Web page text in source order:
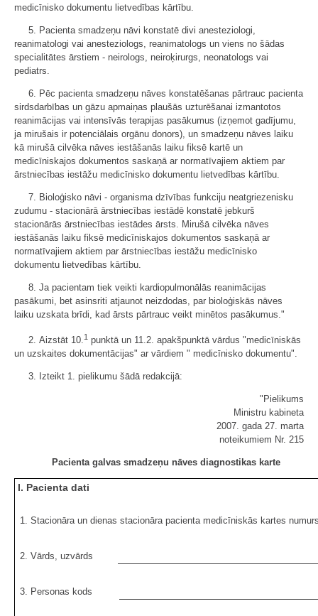
medicīnisko dokumentu lietvedības kārtību.
5. Pacienta smadzeņu nāvi konstatē divi anesteziologi,
reanimatologi vai anesteziologs, reanimatologs un viens no šādas
specialitātes ārstiem - neirologs, neiroķirurgs, neonatologs vai
pediatrs.
6. Pēc pacienta smadzeņu nāves konstatēšanas pārtrauc pacienta
sirdsdarbības un gāzu apmaiņas plaušās uzturēšanai izmantotos
reanimācijas vai intensīvās terapijas pasākumus (izņemot gadījumu,
ja mirušais ir potenciālais orgānu donors), un smadzeņu nāves laiku
kā mirušā cilvēka nāves iestāšanās laiku fiksē kartē un
medicīniskajos dokumentos saskaņā ar normatīvajiem aktiem par
ārstniecības iestāžu medicīnisko dokumentu lietvedības kārtību.
7. Bioloģisko nāvi - organisma dzīvības funkciju neatgriezenisku
zudumu - stacionārā ārstniecības iestādē konstatē jebkurš
stacionārās ārstniecības iestādes ārsts. Mirušā cilvēka nāves
iestāšanās laiku fiksē medicīniskajos dokumentos saskaņā ar
normatīvajiem aktiem par ārstniecības iestāžu medicīnisko
dokumentu lietvedības kārtību.
8. Ja pacientam tiek veikti kardiopulmonālās reanimācijas
pasākumi, bet asinsriti atjaunot neizdodas, par bioloģiskās nāves
laiku uzskata brīdi, kad ārsts pārtrauc veikt minētos pasākumus."
2. Aizstāt 10.1 punktā un 11.2. apakšpunktā vārdus "medicīniskās
un uzskaites dokumentācijas" ar vārdiem " medicīnisko dokumentu".
3. Izteikt 1. pielikumu šādā redakcijā:
"Pielikums
Ministru kabineta
2007. gada 27. marta
noteikumiem Nr. 215
Pacienta galvas smadzeņu nāves diagnostikas karte
I. Pacienta dati
1. Stacionāra un dienas stacionāra pacienta medicīniskās kartes
2. Vārds, uzvārds
3. Personas kods